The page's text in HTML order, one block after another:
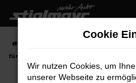
Zum
Hauptinhalt
springen
für Schwabach Top-Angebote
Cookie
Wir nutzen Cookies, um
unserer Webseite zu